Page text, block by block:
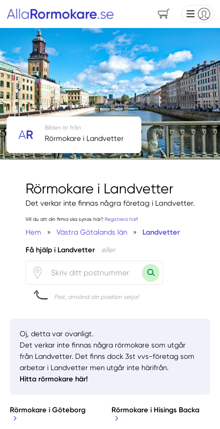
Rörmokare i Landvetter
Det verkar inte finnas några företag i Landvetter.
Vill du att din firma ska synas här? Registrera här!
Hem » Västra Götalands län » Landvetter
Få hjälp i Landvetter eller
Psst, använd din position vetja!
Bilden är från
Rörmokare i Landvetter
Oj, detta var ovanligt.
Det verkar inte finnas några rörmokare som utgår
från Landvetter. Det finns dock 3st vvs-företag som
arbetar i Landvetter men utgår inte härifrån.
Hitta rörmokare här!
Rörmokare i Göteborg Rörmokare i Hisings Backa